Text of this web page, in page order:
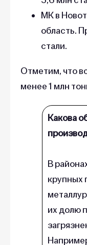
МК в
область.
стали.
менее 1 млн
Какова
крупных
их долю